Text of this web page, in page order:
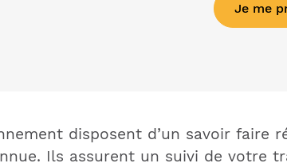
Je me
disposent d’un savoir faire
Ils assurent un suivi de votre